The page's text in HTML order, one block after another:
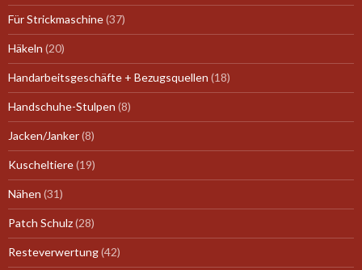
Für Strickmaschine(37)
Häkeln (20)
Handarbeitsgeschäfte + Bezugsquellen (18)
Handschuhe-Stulpen (8)
Jacken/Janker(8)
Kuscheltiere(19)
Nähen (31)
Patch Schulz(28)
Resteverwertung(42)